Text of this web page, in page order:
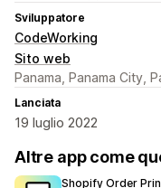
Sviluppatore
CodeWorking
Sito web
Panama, Panama City,
Lanciata
19 luglio 2022
Altre app come
Shopify Order